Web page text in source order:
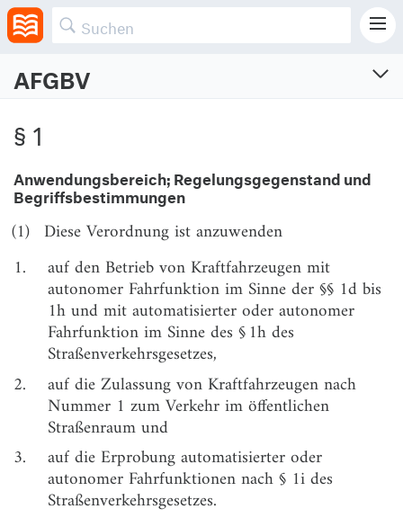
AFGBV
Betriebs-Verordnung
Vom 24.6.2022 (BGBl. I S. 986)
Zuletzt geändert am 12.5.2026 (BGBl. I S. Nr. 142)
Begriffsbestimmungen
Betriebserlaubnis; Genehmigung der nachträglichen
Aktivierung automatisierter oder autonomer
Fahrfunktionen
§ 3
Antrag auf Erteilung der Betriebserlaubnis durch
den Hersteller
Erteilung der Betriebserlaubnis; Erteilung der
Genehmigung der nachträglichen Aktivierung
automatisierter oder autonomer Fahrfunktionen
Marktüberwachung
§ 1
Anwendungsbereich; Regelungsgegenstand und
Begriffsbestimmungen
(1) Diese Verordnung ist anzuwenden
1.
auf den Betrieb von Kraftfahrzeugen mit
autonomer Fahrfunktion im Sinne der §§ 1d bis
1h und mit automatisierter oder autonomer
Fahrfunktion im Sinne des § 1h des
Straßenverkehrsgesetzes,
2.
auf die Zulassung von Kraftfahrzeugen nach
Nummer 1 zum Verkehr im öffentlichen
Straßenraum und
3.
auf die Erprobung automatisierter oder
autonomer Fahrfunktionen nach § 1i des
Straßenverkehrsgesetzes.